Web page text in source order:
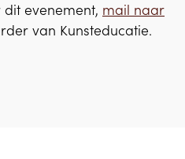
evenement, mail naar
van Kunsteducatie.